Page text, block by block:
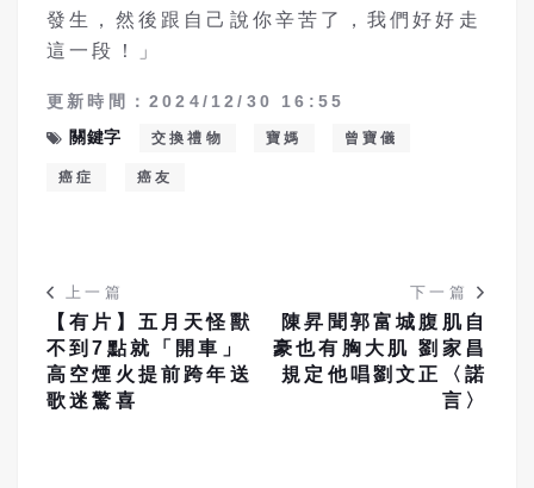
發生，然後跟自 己說你辛苦了，我們好好走
這一段！」
更新時間：2024/12/30 16:55
關鍵字
交換禮物 寶媽 曾寶儀
癌症 癌友
上一篇
【有片】五月天怪獸
不到7點就「開車」
高空煙火提前跨年送
歌迷驚喜
下一篇
陳昇聞郭富城腹肌自
豪也有胸大肌 劉家昌
規定他唱劉文正〈諾
言〉